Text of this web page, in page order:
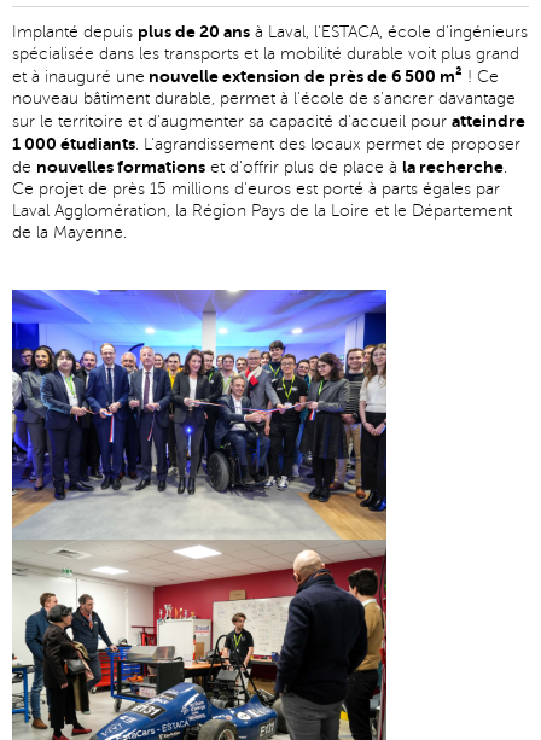
Implanté depuis plus de 20 ans à Laval, l'ESTACA, école d'ingénieurs
spécialisée dans les transports et la mobilité durable voit plus grand
et à inauguré une nouvelle extension de près de 6 500 m² ! Ce
nouveau bâtiment durable, permet à l'école de s'ancrer davantage
sur le territoire et d'augmenter sa capacité d'accueil pour atteindre
1 000 étudiants. L'agrandissement des locaux permet de proposer
de nouvelles formations et d'offrir plus de place à la recherche.
Ce projet de près 15 millions d'euros est porté à parts égales par
Laval Agglomération, la Région Pays de la Loire et le Département
de la Mayenne.